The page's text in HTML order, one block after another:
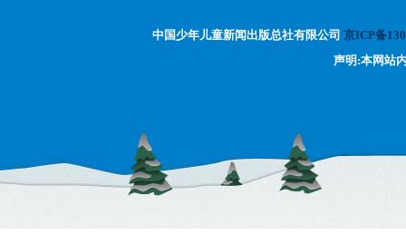
中国少年儿童新闻出版总社有限公司 京ICP备
声明:本网站